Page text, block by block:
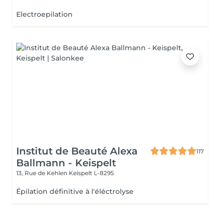
Electroepilation
Institut de Beauté Alexa
Ballmann - Keispelt
117
13, Rue de Kehlen Keispelt L-8295
Épilation définitive à l'éléctrolyse